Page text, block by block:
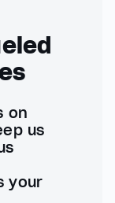
on
us
your